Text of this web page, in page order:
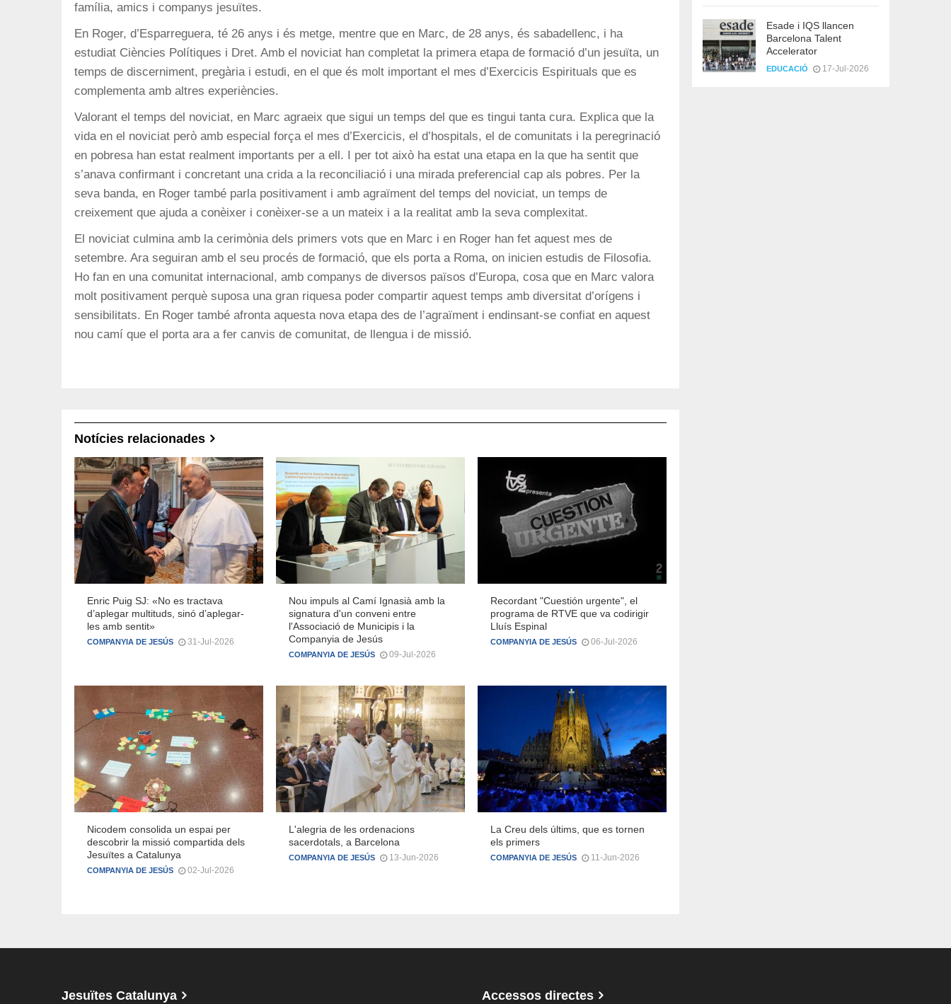
família, amics i companys jesuïtes.
En Roger, d’Esparreguera, té 26 anys i és metge, mentre que en Marc, de 28 anys, és sabadellenc, i ha
estudiat Ciències Polítiques i Dret. Amb el noviciat han completat la primera etapa de formació d’un jesuïta, un
temps de discerniment, pregària i estudi, en el que és molt important el mes d’Exercicis Espirituals que es
complementa amb altres experiències.
Valorant el temps del noviciat, en Marc agraeix que sigui un temps del que es tingui tanta cura. Explica que la
vida en el noviciat però amb especial força el mes d’Exercicis, el d’hospitals, el de comunitats i la peregrinació
en pobresa han estat realment importants per a ell. I per tot això ha estat una etapa en la que ha sentit que
s’anava confirmant i concretant una crida a la reconciliació i una mirada preferencial cap als pobres. Per la
seva banda, en Roger també parla positivament i amb agraïment del temps del noviciat, un temps de
creixement que ajuda a conèixer i conèixer-se a un mateix i a la realitat amb la seva complexitat.
El noviciat culmina amb la cerimònia dels primers vots que en Marc i en Roger han fet aquest mes de
setembre. Ara seguiran amb el seu procés de formació, que els porta a Roma, on inicien estudis de Filosofia.
Ho fan en una comunitat internacional, amb companys de diversos països d’Europa, cosa que en Marc valora
molt positivament perquè suposa una gran riquesa poder compartir aquest temps amb diversitat d’orígens i
sensibilitats. En Roger també afronta aquesta nova etapa des de l’agraïment i endinsant-se confiat en aquest
nou camí que el porta ara a fer canvis de comunitat, de llengua i de missió.
Notícies relacionades
Enric Puig SJ: «No es tractava
d’aplegar multituds, sinó d’aplegar-
les amb sentit»
COMPANYIA DE JESÚS 31-Jul-2026
Nou impuls al Camí Ignasià amb la
signatura d'un conveni entre
l'Associació de Municipis i la
Companyia de Jesús
COMPANYIA DE JESÚS 09-Jul-2026
Recordant "Cuestión urgente", el
programa de RTVE que va codirigir
Lluís Espinal
COMPANYIA DE JESÚS 06-Jul-2026
Nicodem consolida un espai per
descobrir la missió compartida dels
Jesuïtes a Catalunya
COMPANYIA DE JESÚS 02-Jul-2026
L'alegria de les ordenacions
sacerdotals, a Barcelona
COMPANYIA DE JESÚS 13-Jun-2026
La Creu dels últims, que es tornen
els primers
COMPANYIA DE JESÚS 11-Jun-2026
Esade i IQS llancen
Barcelona Talent
Accelerator
EDUCACIÓ 17-Jul-2026
Jesuïtes Catalunya Accessos directes